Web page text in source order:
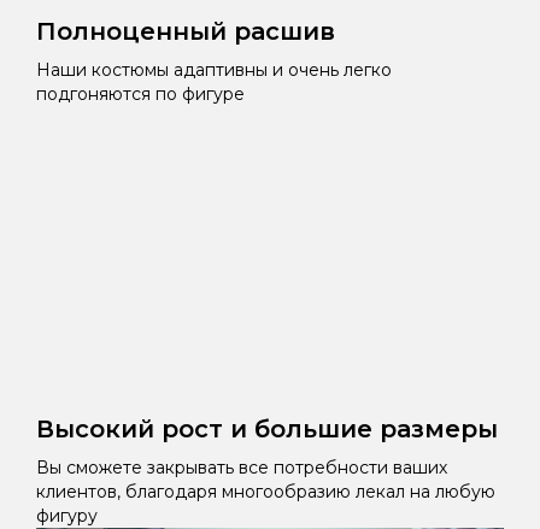
Полноценный расшив
Наши костюмы адаптивны и очень легко
подгоняются по фигуре
Высокий рост и большие размеры
Вы сможете закрывать все потребности ваших
клиентов, благодаря многообразию лекал на любую
фигуру